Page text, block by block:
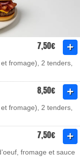
7,50€
fromage), 2 tenders,
8,50€
fromage), 2 tenders,
7,50€
fromage et sauce